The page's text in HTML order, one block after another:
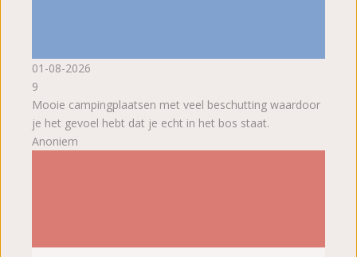
01-08-2026
9
Mooie campingplaatsen met veel beschutting waardoor
je het gevoel hebt dat je echt in het bos staat.
Anoniem